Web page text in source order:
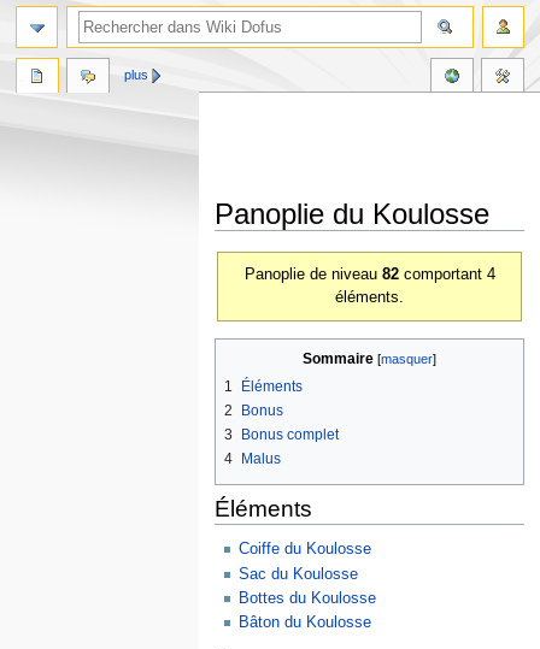
Panoplie du Koulosse
Panoplie de niveau 82comportant 4
éléments.
Sommaire
1
Éléments
2
Bonus
3
Bonus complet
4
Malus
Éléments
Coiffe du Koulosse
Sac du Koulosse
Bottes du Koulosse
Bâton du Koulosse
plus